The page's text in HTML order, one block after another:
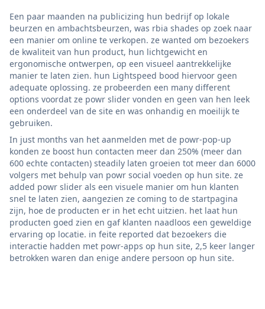
Een paar maanden na publicizing hun bedrijf op lokale
beurzen en ambachtsbeurzen, was rbia shades op zoek naar
een manier om online te verkopen. ze wanted om bezoekers
de kwaliteit van hun product, hun lichtgewicht en
ergonomische ontwerpen, op een visueel aantrekkelijke
manier te laten zien. hun Lightspeed bood hiervoor geen
adequate oplossing. ze probeerden een many different
options voordat ze powr slider vonden en geen van hen leek
een onderdeel van de site en was onhandig en moeilijk te
gebruiken.
In just months van het aanmelden met de powr-pop-up
konden ze boost hun contacten meer dan 250% (meer dan
600 echte contacten) steadily laten groeien tot meer dan 6000
volgers met behulp van powr social voeden op hun site. ze
added powr slider als een visuele manier om hun klanten
snel te laten zien, aangezien ze coming to de startpagina
zijn, hoe de producten er in het echt uitzien. het laat hun
producten goed zien en gaf klanten naadloos een geweldige
ervaring op locatie. in feite reported dat bezoekers die
interactie hadden met powr-apps op hun site, 2,5 keer langer
betrokken waren dan enige andere persoon op hun site.